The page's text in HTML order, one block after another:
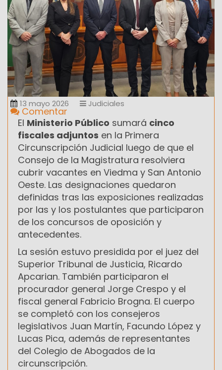
13 mayo 2026 Judiciales
Comentar
El Ministerio Público sumará cinco
fiscales adjuntos en la Primera
Circunscripción Judicial luego de que el
Consejo de la Magistratura resolviera
cubrir vacantes en Viedma y San Antonio
Oeste. Las designaciones quedaron
definidas tras las exposiciones realizadas
por las y los postulantes que participaron
de los concursos de oposición y
antecedentes.
La sesión estuvo presidida por el juez del
Superior Tribunal de Justicia, Ricardo
Apcarian. También participaron el
procurador general Jorge Crespo y el
fiscal general Fabricio Brogna. El cuerpo
se completó con los consejeros
legislativos Juan Martín, Facundo López y
Lucas Pica, además de representantes
del Colegio de Abogados de la
circunscripción.